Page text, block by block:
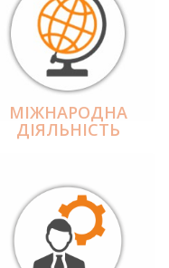
МІЖНАРОДНА
ДІЯЛЬНІCТЬ